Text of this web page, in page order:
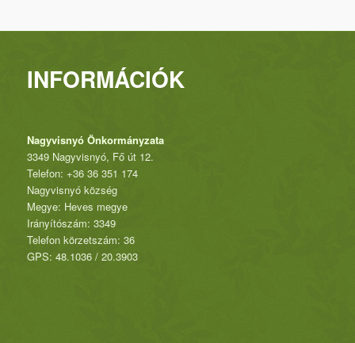
INFORMÁCIÓK
Nagyvisnyó Önkormányzata
3349 Nagyvisnyó, Fő út 12.
Telefon: +36 36 351 174
Nagyvisnyó község
Megye: Heves megye
Irányítószám: 3349
Telefon körzetszám: 36
GPS: 48.1036 / 20.3903